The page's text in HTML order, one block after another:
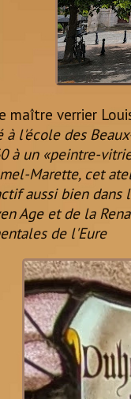
maître verrier
à l'école des
à un «peintre-
Marette, cet
aussi bien
Age et de la
de l'Eure